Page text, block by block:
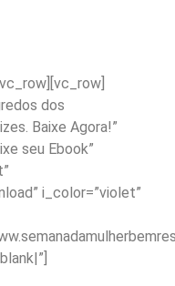
dos
Baixe Agora!”
seu Ebook”
i_color=”violet”